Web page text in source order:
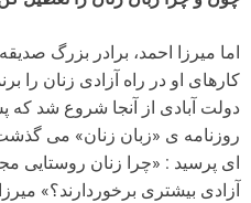
اما میرزا احمد، برادر بزرگ
کارهای او در راه آزادی زنان را
دولت آبادی از آنجا شروع شد که
روزنامه ی «زبان زنان» می
ای پرسید : «چرا زنان روستایی
آزادی بیشتری برخوردارند؟»